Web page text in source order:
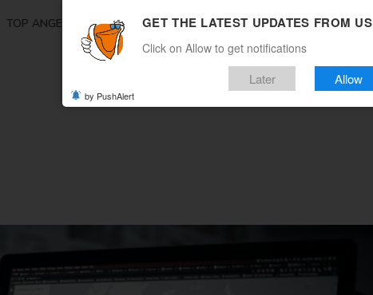
TOP ANGEBOTE REISEMAGAZIN MULTICITY WOHIN REISEN
GET THE LATEST UPDATES FROM US
Click on Allow to get notifications
Later Allow
by PushAlert